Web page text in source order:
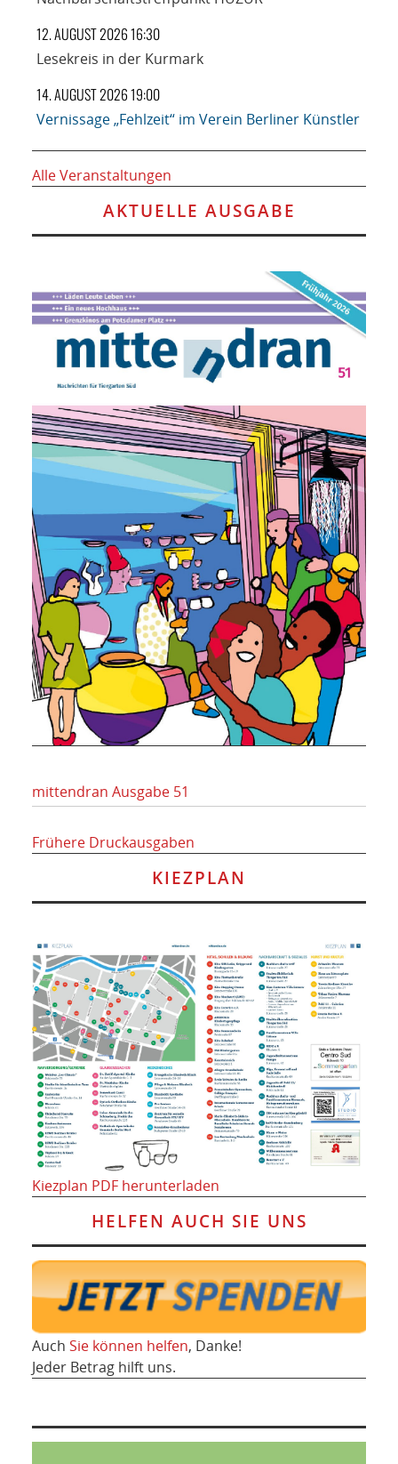
12. AUGUST 2026 16:30
Lesekreis in der Kurmark
14. AUGUST 2026 19:00
Vernissage „Fehlzeit“ im Verein Berliner Künstler
Alle Veranstaltungen
AKTUELLE AUSGABE
mittendran Ausgabe 51
Frühere Druckausgaben
KIEZPLAN
Kiezplan PDF herunterladen
HELFEN AUCH SIE UNS
Auch Sie können helfen, Danke!
Jeder Betrag hilft uns.